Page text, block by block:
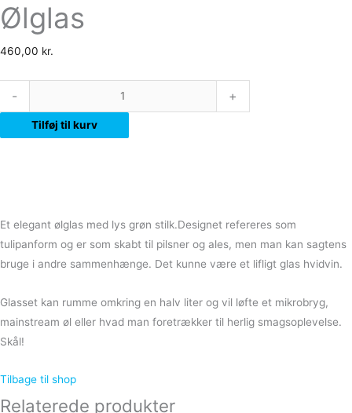
Ølglas
460,00 kr.
- +
Tilføj til kurv
Et elegant ølglas med lys grøn stilk.Designet refereres som
tulipanform og er som skabt til pilsner og ales, men man kan sagtens
bruge i andre sammenhænge. Det kunne være et lifligt glas hvidvin.
Glasset kan rumme omkring en halv liter og vil løfte et mikrobryg,
mainstream øl eller hvad man foretrækker til herlig smagsoplevelse.
Skål!
Tilbage til shop
Relaterede produkter